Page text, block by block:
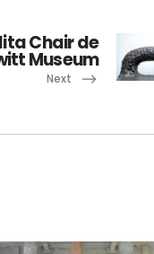
Chair de
Museum
Next